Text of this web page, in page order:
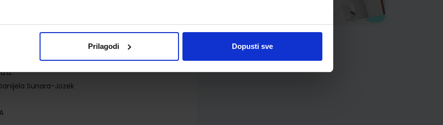
Prilagodi Dopusti sve
Sunara-Jozek